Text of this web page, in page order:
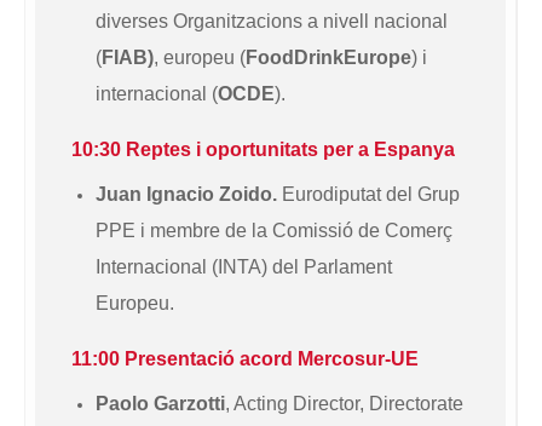
diverses Organitzacions a nivell nacional
(FIAB), europeu (FoodDrinkEurope) i
internacional (OCDE).
10:30 Reptes i oportunitats per a Espanya
Juan Ignacio Zoido. Eurodiputat del Grup
PPE i membre de la Comissió de Comerç
Internacional (INTA) del Parlament
Europeu.
11:00 Presentació acord Mercosur-UE
Paolo Garzotti, Acting Director, Directorate